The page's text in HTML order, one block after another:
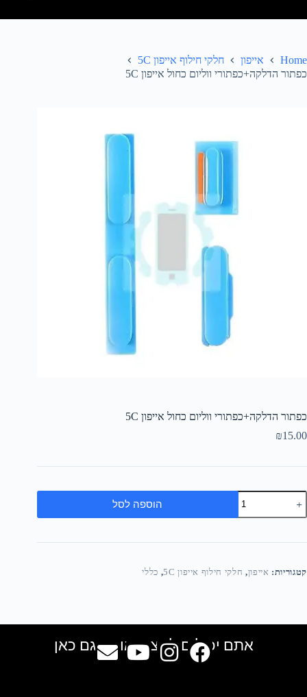
Home אייפון
חלקי חילוף אייפון 5C
כפתור הדלקה+כפתורי ווליום כחול אייפון 5C
כפתור הדלקה+כפתורי ווליום כחול אייפון 5C
₪15.00
הוספה לסל
קטגוריות: אייפון, חלקי חילוף אייפון 5C , כללי
אתם יכולים למצוא אותנו גם כאן